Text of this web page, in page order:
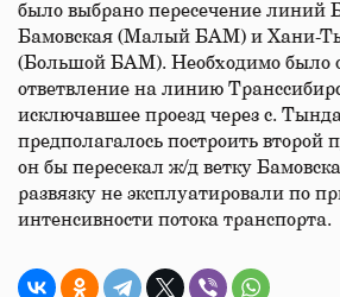
было выбрано пересечение линий
Бамовская (Малый БАМ) и Хани-
(Большой БАМ). Необходимо было
ответвление на линию
исключавшее проезд через с.
предполагалось построить второй
он бы пересекал ж/д ветку
развязку не эксплуатировали по
интенсивности потока транспорта.